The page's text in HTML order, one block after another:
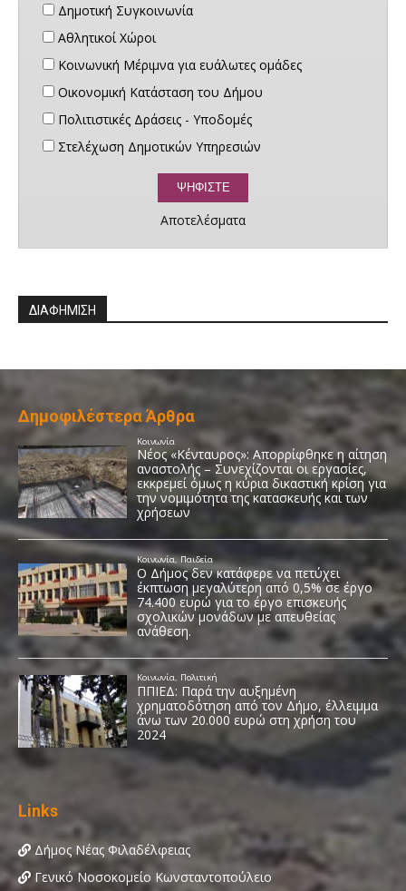
Δημοτική Συγκοινωνία
Αθλητικοί Χώροι
Κοινωνική Μέριμνα για ευάλωτες ομάδες
Οικονομική Κατάσταση του Δήμου
Πολιτιστικές Δράσεις - Υποδομές
Στελέχωση Δημοτικών Υπηρεσιών
Αποτελέσματα
ΔΙΑΦΗΜΙΣΗ
Δημοφιλέστερα Άρθρα
Links
Δήμος Νέας Φιλαδέλφειας
Γενικό Νοσοκομείο Κωνσταντοπούλειο